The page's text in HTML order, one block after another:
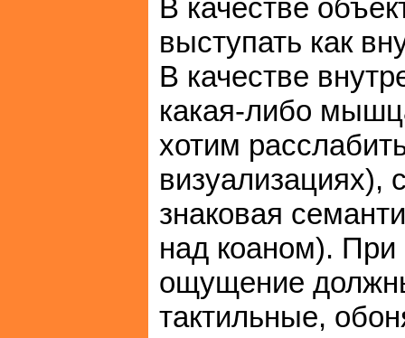
В качестве
выступать как
В качестве
какая-либо
хотим
визуализациях),
знаковая
над коаном). При
ощущение
тактильные,